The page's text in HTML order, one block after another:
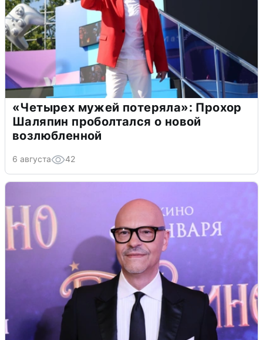
«Четырех мужей потеряла»: Прохор
Шаляпин проболтался о новой
возлюбленной
6 августа 42